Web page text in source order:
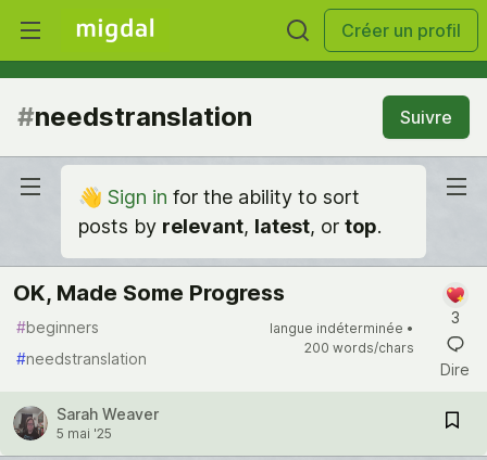
Créer un profil
#needstranslation Suivre
👋 Sign in for the ability to sort
posts by relevant, latest, or top.
OK, Made Some Progress
#beginners
#needstranslation
langue indéterminée •
200 words/chars
3
Dire
Sarah Weaver
5 mai '25